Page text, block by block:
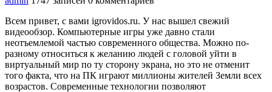
Всем привет, с вами igrovidos.ru. У нас вышел свежий
видеообзор. Компьютерные игры уже давно стали
неотъемлемой частью современного общества. Можно по-
разному относиться к желанию людей с головой уйти в
виртуальный мир по ту сторону экрана, но это не отменит
того факта, что на ПК играют миллионы жителей Земли всех
возрастов. Современные технологии позволяют